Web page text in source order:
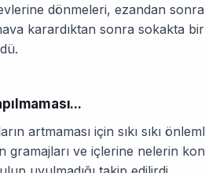
dönmeleri, ezandan
karardıktan sonra sokakta bir
artmaması için sıkı sıkı
ve içlerine nelerin